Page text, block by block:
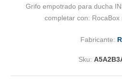
Grifo empotrado para ducha
completar con: RocaBox
Fabricante:
Sku: